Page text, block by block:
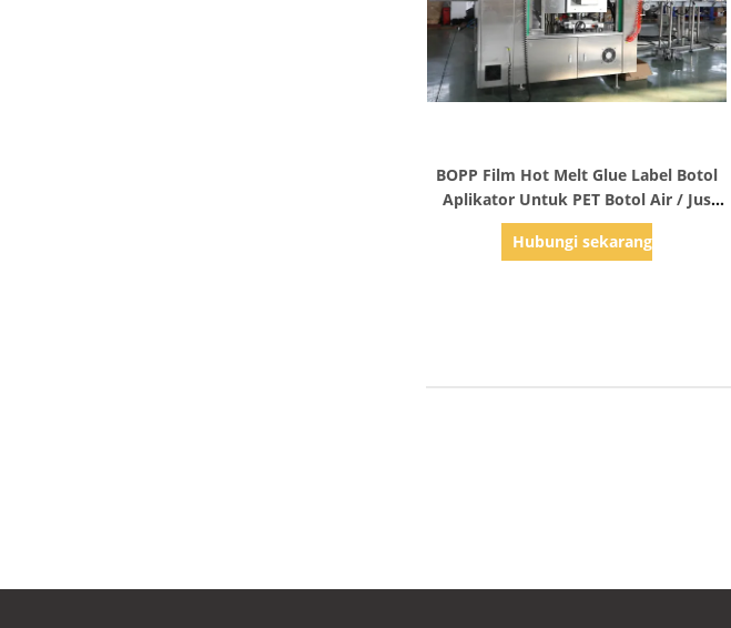
BOPP Film Hot Melt Glue Label Botol
Aplikator Untuk PET Botol Air / Jus
Botol Kaca
Hubungi sekarang